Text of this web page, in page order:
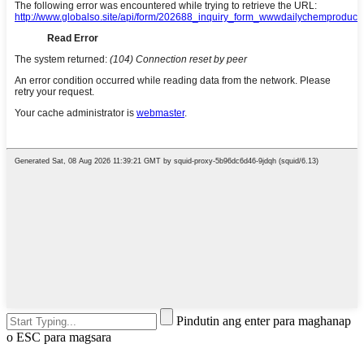
Pindutin ang enter para maghanap
o ESC para magsara